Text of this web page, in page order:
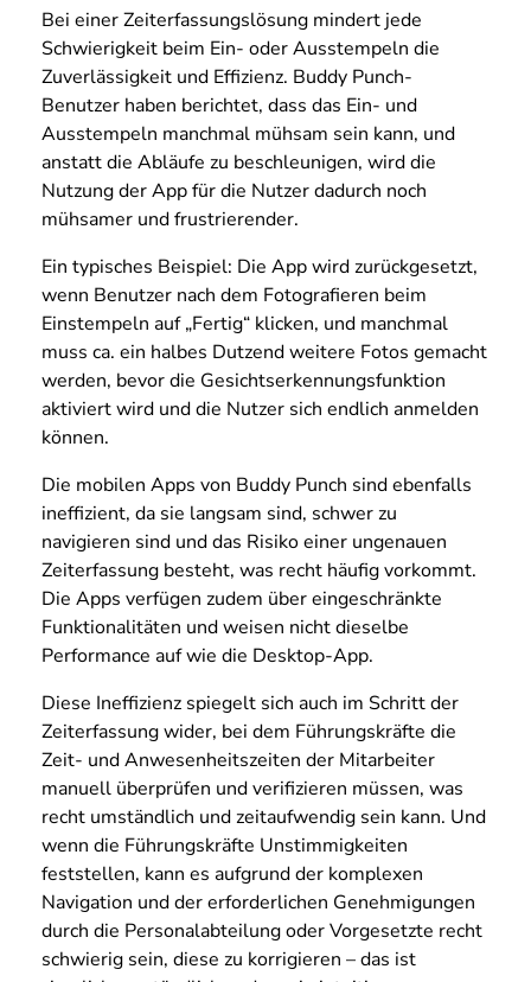
Bei einer Zeiterfassungslösung mindert jede
Schwierigkeit beim Ein- oder Ausstempeln die
Zuverlässigkeit und Effizienz. Buddy Punch-
Benutzer haben berichtet, dass das Ein- und
Ausstempeln manchmal mühsam sein kann, und
anstatt die Abläufe zu beschleunigen, wird die
Nutzung der App für die Nutzer dadurch noch
mühsamer und frustrierender.
Ein typisches Beispiel: Die App wird zurückgesetzt,
wenn Benutzer nach dem Fotografieren beim
Einstempeln auf „Fertig“ klicken, und manchmal
muss ca. ein halbes Dutzend weitere Fotos gemacht
werden, bevor die Gesichtserkennungsfunktion
aktiviert wird und die Nutzer sich endlich anmelden
können.
Die mobilen Apps von Buddy Punch sind ebenfalls
ineffizient, da sie langsam sind, schwer zu
navigieren sind und das Risiko einer ungenauen
Zeiterfassung besteht, was recht häufig vorkommt.
Die Apps verfügen zudem über eingeschränkte
Funktionalitäten und weisen nicht dieselbe
Performance auf wie die Desktop-App.
Diese Ineffizienz spiegelt sich auch im Schritt der
Zeiterfassung wider, bei dem Führungskräfte die
Zeit- und Anwesenheitszeiten der Mitarbeiter
manuell überprüfen und verifizieren müssen, was
recht umständlich und zeitaufwendig sein kann. Und
wenn die Führungskräfte Unstimmigkeiten
feststellen, kann es aufgrund der komplexen
Navigation und der erforderlichen Genehmigungen
durch die Personalabteilung oder Vorgesetzte recht
schwierig sein, diese zu korrigieren – das ist